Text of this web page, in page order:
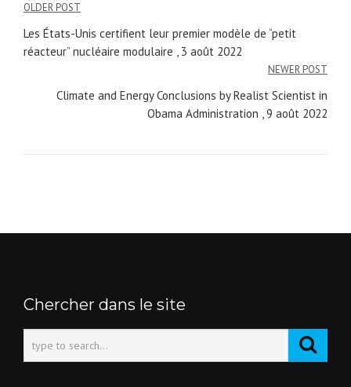
Navigation
de
l’article
OLDER POST
Les États-Unis certifient leur premier modèle de “petit
réacteur” nucléaire modulaire , 3 août 2022
NEWER POST
Climate and Energy Conclusions by Realist Scientist in
Obama Administration , 9 août 2022
Chercher dans le site